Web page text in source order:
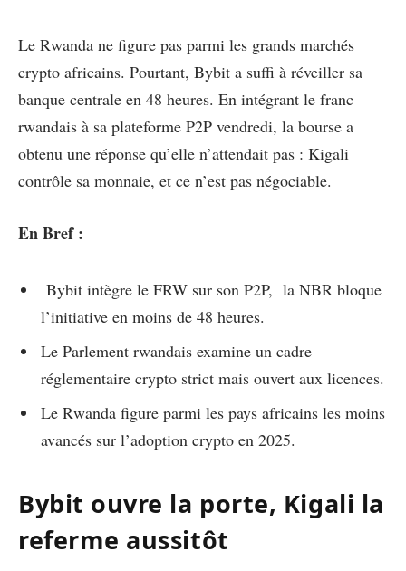
Le Rwanda ne figure pas parmi les grands marchés
crypto africains. Pourtant, Bybit a suffi à réveiller sa
banque centrale en 48 heures. En intégrant le franc
rwandais à sa plateforme P2P vendredi, la bourse a
obtenu une réponse qu’elle n’attendait pas : Kigali
contrôle sa monnaie, et ce n’est pas négociable.
En Bref :
Bybit intègre le FRW sur son P2P, la NBR bloque
l’initiative en moins de 48 heures.
Le Parlement rwandais examine un cadre
réglementaire crypto strict mais ouvert aux licences.
Le Rwanda figure parmi les pays africains les moins
avancés sur l’adoption crypto en 2025.
Bybit ouvre la porte, Kigali la
referme aussitôt